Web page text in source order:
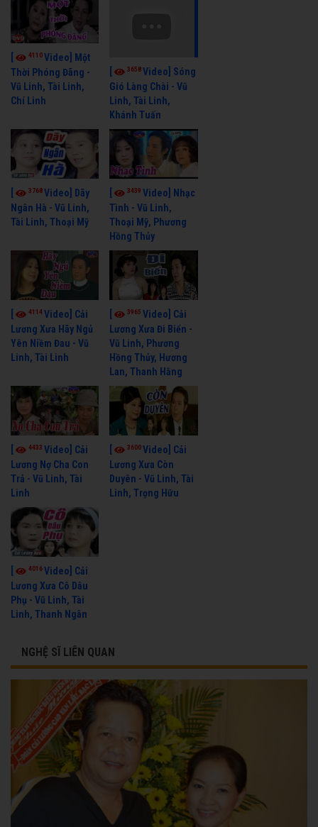
4110Video] Một
Thời Phóng Đãng -
Vũ Linh, Tài Linh,
Chí Linh
3658Video] Sóng
Gió Làng Chài - Vũ
Linh, Tài Linh,
Khánh Tuấn
3768Video] Dãy
Ngân Hà - Vũ Linh,
Tài Linh, Thoại Mỹ
3439Video] Nhạc
Tình - Vũ Linh,
Thoại Mỹ, Phương
Hồng Thủy
4114Video] Cải
Lương Xưa Hãy Ngủ
Yên Niềm Đau - Vũ
Linh, Tài Linh
3965Video] Cải
Lương Xưa Đi Biển -
Vũ Linh, Phương
Hồng Thủy, Hương
Lan, Thanh Hằng
4433 Video] Cải
Lương Nợ Cha Con
Trả - Vũ Linh, Tài
Linh
3600Video] Cải
Lương Xưa Còn
Duyên - Vũ Linh, Tài
Linh, Trọng Hữu
[ 4016Video] Cải
Lương Xưa Cô Dâu
Phụ - Vũ Linh, Tài
Linh, Thanh Ngân
NGHỆ SĨ LIÊN QUAN